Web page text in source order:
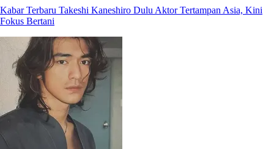
Kabar Terbaru Takeshi Kaneshiro Dulu Aktor Tertampan Asia, Kini
Fokus Bertani